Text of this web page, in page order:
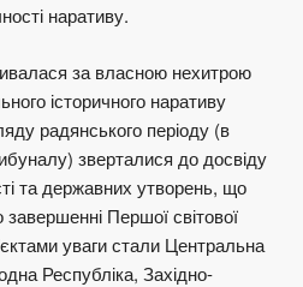
наративу.
за власною нехитрою
історичного наративу
радянського періоду (в
зверталися до досвіду
та державних утворень, що
завершенні Першої світової
уваги стали Центральна
Республіка, Західно-